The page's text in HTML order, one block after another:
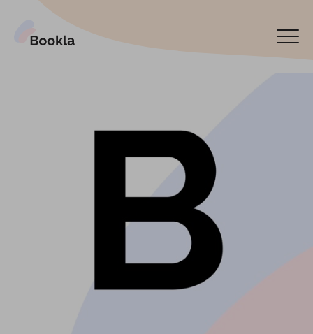
Book now
Español
Latviski
По-русски